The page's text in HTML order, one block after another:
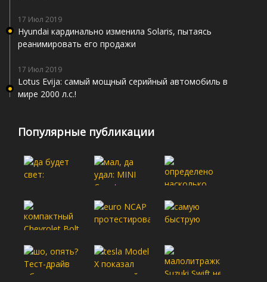
17 Июл 2019
Hyundai кардинально изменила Solaris, пытаясь
реанимировать его продажи
17 Июл 2019
Lotus Evija: самый мощный серийный автомобиль в
мире 2000 л.с.!
Популярные публикации